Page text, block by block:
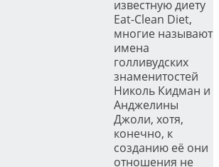
известную диету
Eat-Clean Diet,
многие называют
имена
голливудских
знаменитостей
Николь Кидман и
Анджелины
Джоли, хотя,
конечно, к
созданию её они
отношения не